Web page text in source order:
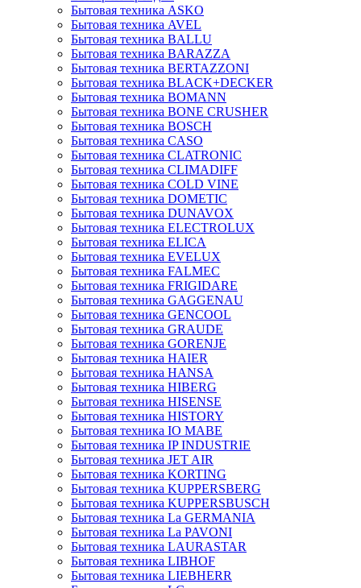
Бытовая техника ASKO
Бытовая техника AVEL
Бытовая техника BALLU
Бытовая техника BARAZZA
Бытовая техника BERTAZZONI
Бытовая техника BLACK+DECKER
Бытовая техника BOMANN
Бытовая техника BONE CRUSHER
Бытовая техника BOSCH
Бытовая техника CASO
Бытовая техника CLATRONIC
Бытовая техника CLIMADIFF
Бытовая техника COLD VINE
Бытовая техника DOMETIC
Бытовая техника DUNAVOX
Бытовая техника ELECTROLUX
Бытовая техника ELICA
Бытовая техника EVELUX
Бытовая техника FALMEC
Бытовая техника FRIGIDARE
Бытовая техника GAGGENAU
Бытовая техника GENCOOL
Бытовая техника GRAUDE
Бытовая техника GORENJE
Бытовая техника HAIER
Бытовая техника HANSA
Бытовая техника HIBERG
Бытовая техника HISENSE
Бытовая техника HISTORY
Бытовая техника IO MABE
Бытовая техника IP INDUSTRIE
Бытовая техника JET AIR
Бытовая техника KORTING
Бытовая техника KUPPERSBERG
Бытовая техника KUPPERSBUSCH
Бытовая техника La GERMANIA
Бытовая техника La PAVONI
Бытовая техника LAURASTAR
Бытовая техника LIBHOF
Бытовая техника LIEBHERR